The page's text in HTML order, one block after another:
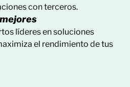
con terceros.
líderes en soluciones
el rendimiento de tus